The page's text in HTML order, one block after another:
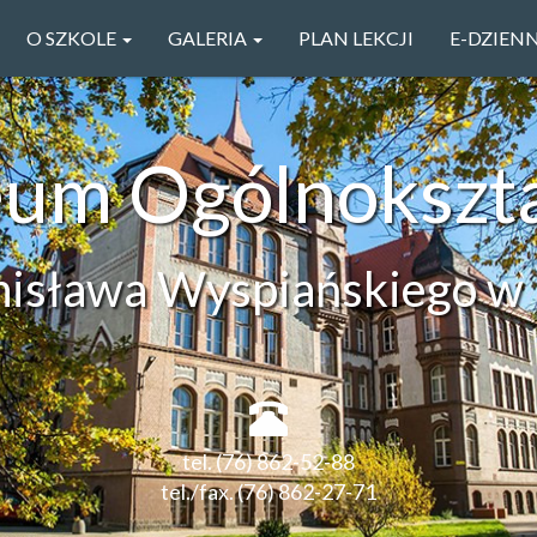
O SZKOLE GALERIA PLAN LEKCJI E-
Wyspiańskiego w
tel. (76) 862-52-88
tel./fax. (76) 862-27-71